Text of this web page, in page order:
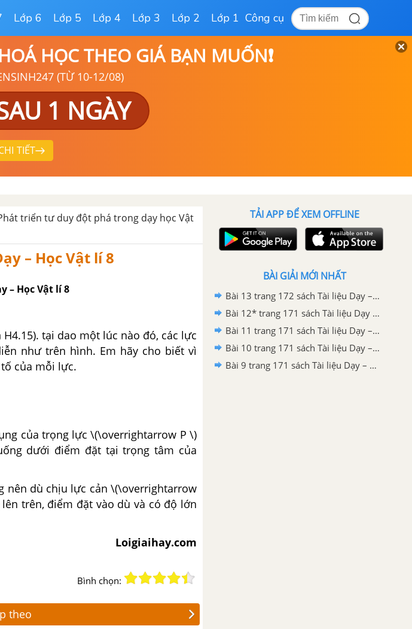
Lớp 6 Lớp 5 Lớp 4 Lớp 3 Lớp 2 Lớp 1 Công cụ
HỌC THEO GIÁ BẠN MUỐN❗
(TỪ 10-12/08)
1 NGÀY
TIẾT
triển tư duy đột phá trong dạy học Vật
– Học Vật lí 8
– Học Vật lí 8
tại dao một lúc nào đó, các lực
như trên hình. Em hãy cho biết vì
của mỗi lực.
của trọng lực \(\overrightarrow P \)
dưới điểm đặt tại trọng tâm của
nên dù chịu lực cản \(\overrightarrow
trên, điểm đặt vào dù và có độ lớn
Loigiaihay.com
Bình chọn:
theo
TẢI APP ĐỂ XEM OFFLINE
BÀI GIẢI MỚI NHẤT
Bài 13 trang 172 sách Tài liệu Dạy – Học Vật lí 8
Bài 12* trang 171 sách Tài liệu Dạy – Học Vật lí 8
Bài 11 trang 171 sách Tài liệu Dạy – Học Vật lí 8
Bài 10 trang 171 sách Tài liệu Dạy – Học Vật lí 8
Bài 9 trang 171 sách Tài liệu Dạy – Học Vật lí 8